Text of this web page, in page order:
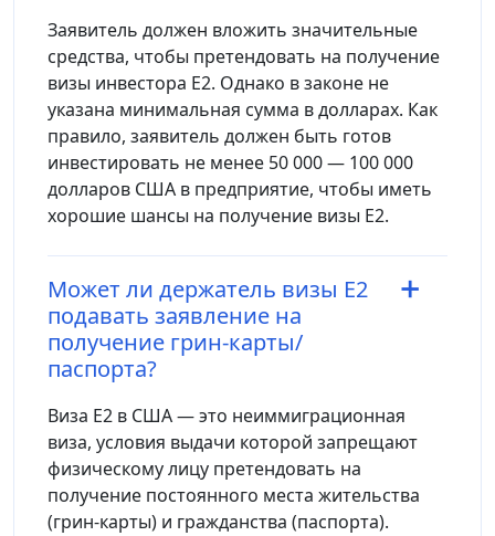
Заявитель должен вложить значительные
средства, чтобы претендовать на получение
визы инвестора E2. Однако в законе не
указана минимальная сумма в долларах. Как
правило, заявитель должен быть готов
инвестировать не менее 50 000 — 100 000
долларов США в предприятие, чтобы иметь
хорошие шансы на получение визы E2.
Может ли держатель визы E2
подавать заявление на
получение грин-карты/
паспорта?
Виза E2 в США — это неиммиграционная
виза, условия выдачи которой запрещают
физическому лицу претендовать на
получение постоянного места жительства
(грин-карты) и гражданства (паспорта).